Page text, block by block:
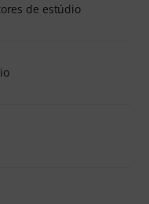
de estúdio